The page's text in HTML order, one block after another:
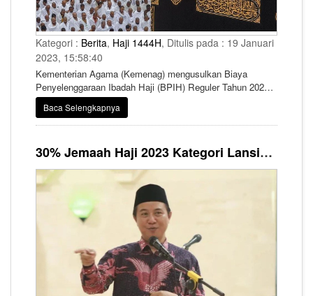
Kategori : Berita, Haji 1444H, Ditulis pada : 19 Januari
2023, 15:58:40
Kementerian Agama (Kemenag) mengusulkan Biaya
Penyelenggaraan Ibadah Haji (BPIH) Reguler Tahun 2023
sebesar Rp98.893.909,11.
Baca Selengkapnya
30% Jemaah Haji 2023 Kategori Lansia, Kemenag Siapkan Petugas Khusus